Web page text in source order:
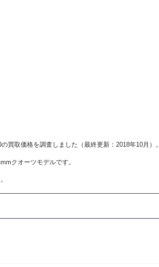
買取価格を調査しました（最終更新：2018年10月）。
クオーツモデルです。